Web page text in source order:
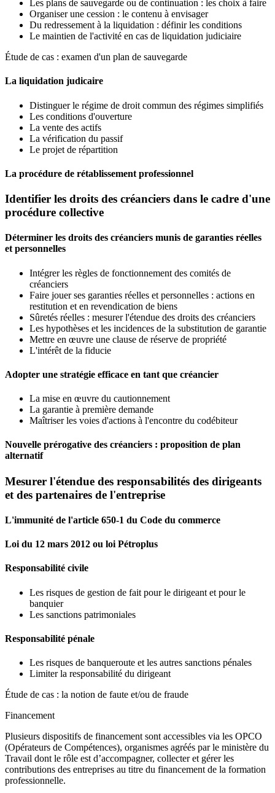
Les plans de sauvegarde ou de continuation : les choix à faire
Organiser une cession : le contenu à envisager
Du redressement à la liquidation : définir les conditions
Le maintien de l'activité en cas de liquidation judiciaire
Étude de cas : examen d'un plan de sauvegarde
La liquidation judicaire
Distinguer le régime de droit commun des régimes simplifiés
Les conditions d'ouverture
La vente des actifs
La vérification du passif
Le projet de répartition
La procédure de rétablissement professionnel
Identifier les droits des créanciers dans le cadre d'une
procédure collective
Déterminer les droits des créanciers munis de garanties réelles
et personnelles
Intégrer les règles de fonctionnement des comités de
créanciers
Faire jouer ses garanties réelles et personnelles : actions en
restitution et en revendication de biens
Sûretés réelles : mesurer l'étendue des droits des créanciers
Les hypothèses et les incidences de la substitution de garantie
Mettre en œuvre une clause de réserve de propriété
L'intérêt de la fiducie
Adopter une stratégie efficace en tant que créancier
La mise en œuvre du cautionnement
La garantie à première demande
Maîtriser les voies d'actions à l'encontre du codébiteur
Nouvelle prérogative des créanciers : proposition de plan
alternatif
Mesurer l'étendue des responsabilités des dirigeants
et des partenaires de l'entreprise
L'immunité de l'article 650-1 du Code du commerce
Loi du 12 mars 2012 ou loi Pétroplus
Responsabilité civile
Les risques de gestion de fait pour le dirigeant et pour le
banquier
Les sanctions patrimoniales
Responsabilité pénale
Les risques de banqueroute et les autres sanctions pénales
Limiter la responsabilité du dirigeant
Étude de cas : la notion de faute et/ou de fraude
Financement
Plusieurs dispositifs de financement sont accessibles via les OPCO
(Opérateurs de Compétences), organismes agréés par le ministère du
Travail dont le rôle est d’accompagner, collecter et gérer les
contributions des entreprises au titre du financement de la formation
professionnelle.